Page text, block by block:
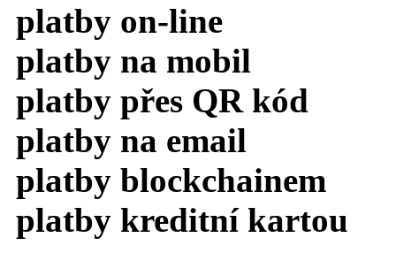
platby on-line
platby na mobil
platby přes QR kód
platby na email
platby blockchainem
platby kreditní kartou